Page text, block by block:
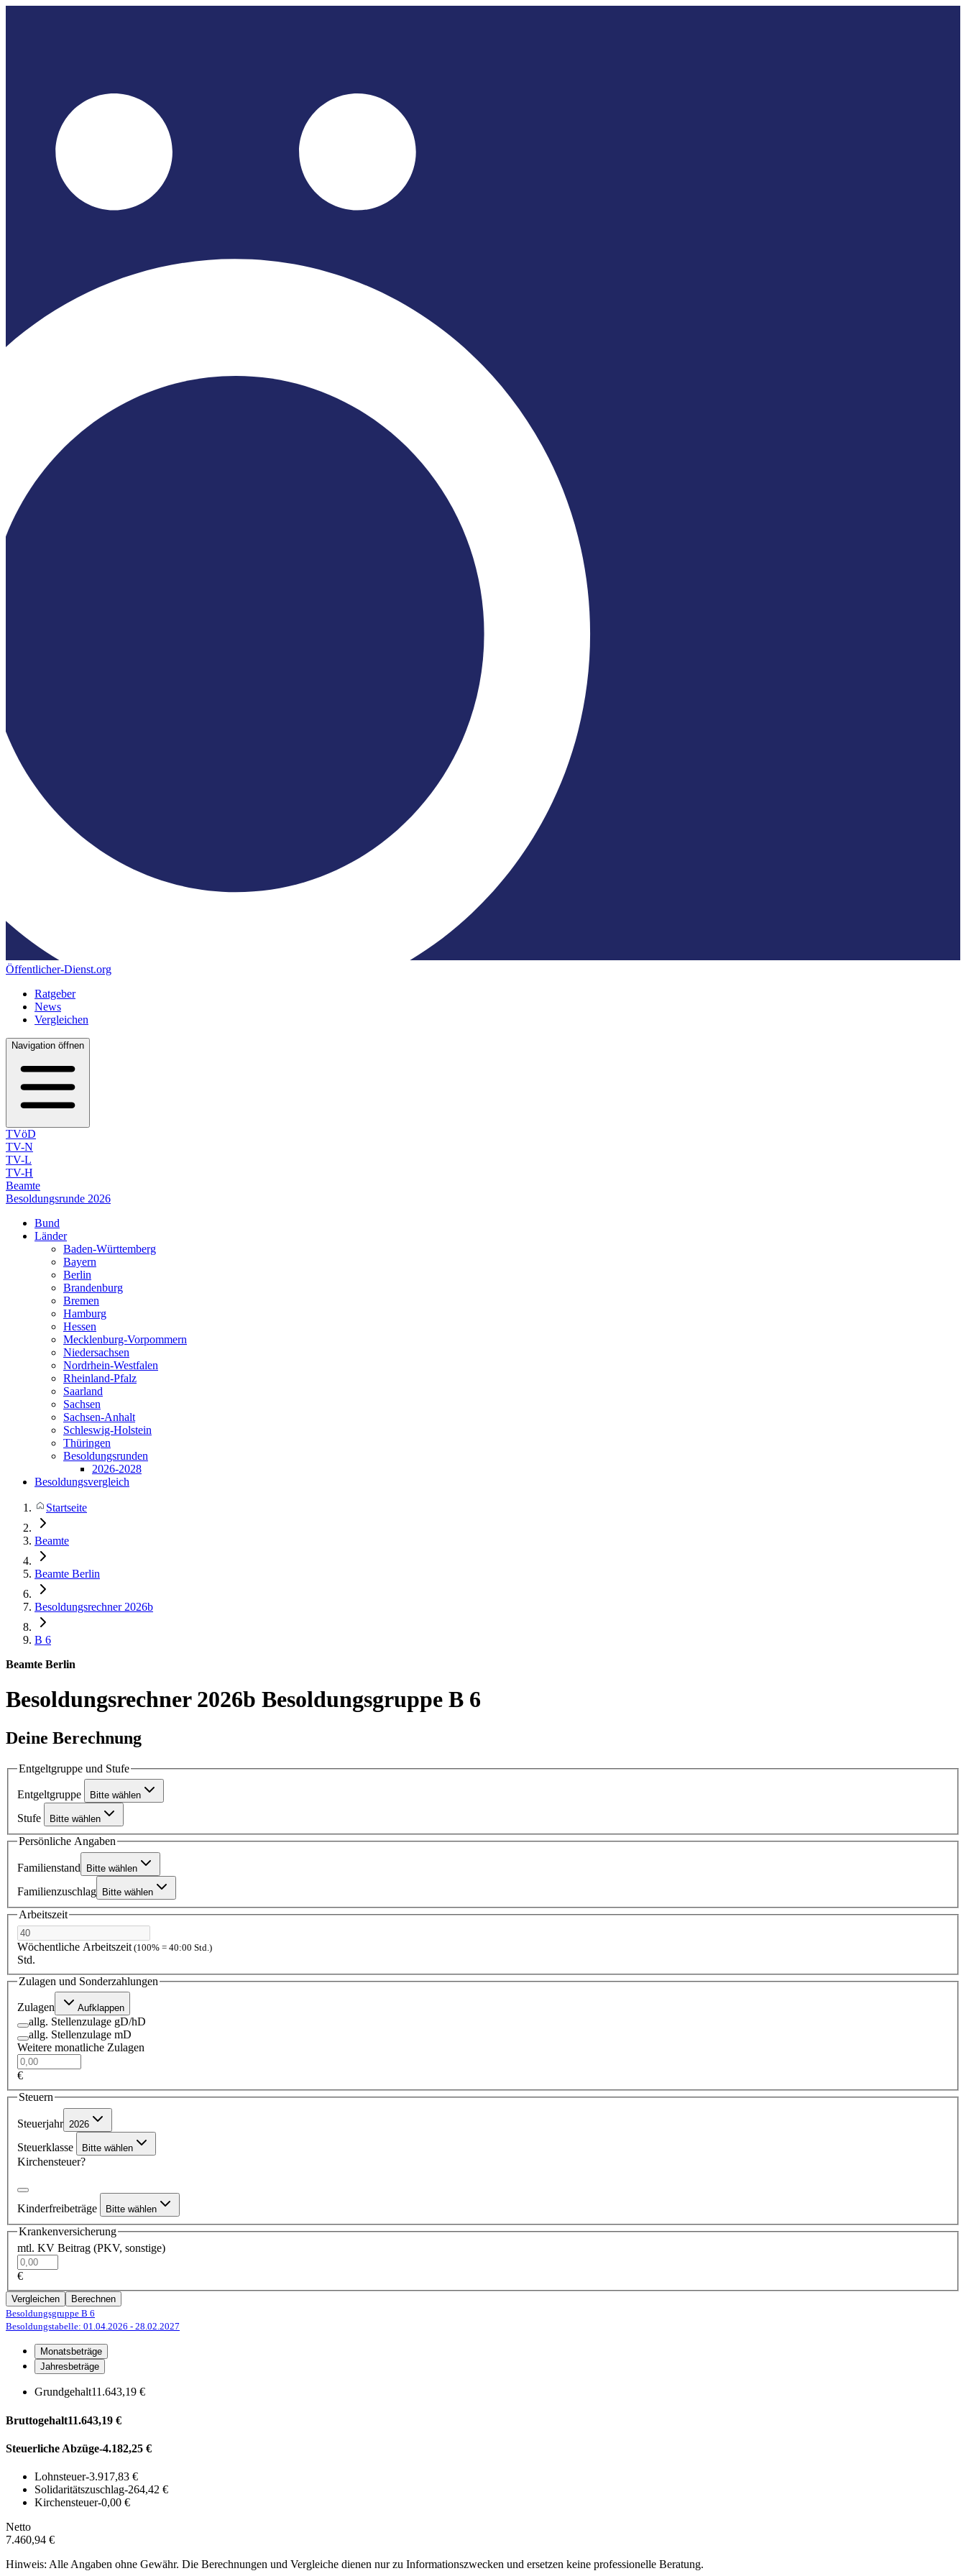
Öffentlicher-Dienst.org
Ratgeber
News
Vergleichen
Navigation öffnen
TVöD
TV-N
TV-L
TV-H
Beamte
Besoldungsrunde 2026
Bund
Länder
Baden-Württemberg
Bayern
Berlin
Brandenburg
Bremen
Hamburg
Hessen
Mecklenburg-Vorpommern
Niedersachsen
Nordrhein-Westfalen
Rheinland-Pfalz
Saarland
Sachsen
Sachsen-Anhalt
Schleswig-Holstein
Thüringen
Besoldungsrunden
2026-2028
Besoldungsvergleich
Startseite
Beamte
Beamte Berlin
Besoldungsrechner 2026b
B 6
Beamte Berlin
Besoldungsrechner 2026b Besoldungsgruppe B 6
Deine Berechnung
Entgeltgruppe und Stufe
Entgeltgruppe Bitte wählen
Stufe Bitte wählen
Persönliche Angaben
Familienstand Bitte wählen
Familienzuschlag Bitte wählen
Arbeitszeit
Wöchentliche Arbeitszeit (100% = 40:00 Std.)
Std.
Zulagen und Sonderzahlungen
Zulagen Aufklappen
allg. Stellenzulage gD/hD
allg. Stellenzulage mD
Weitere monatliche Zulagen
€
Steuern
Steuerjahr 2026
Steuerklasse Bitte wählen
Kirchensteuer?
Kinderfreibeträge Bitte wählen
Krankenversicherung
mtl. KV Beitrag (PKV, sonstige)
€
Vergleichen
Berechnen
Besoldungsgruppe B 6
Besoldungstabelle: 01.04.2026 - 28.02.2027
Monatsbeträge
Jahresbeträge
Grundgehalt11.643,19 €
Bruttogehalt11.643,19 €
Steuerliche Abzüge-4.182,25 €
Lohnsteuer-3.917,83 €
Solidaritätszuschlag-264,42 €
Kirchensteuer-0,00 €
Netto
7.460,94 €
Hinweis: Alle Angaben ohne Gewähr. Die Berechnungen und Vergleiche dienen nur zu Informationszwecken und ersetzen keine professionelle Beratung.